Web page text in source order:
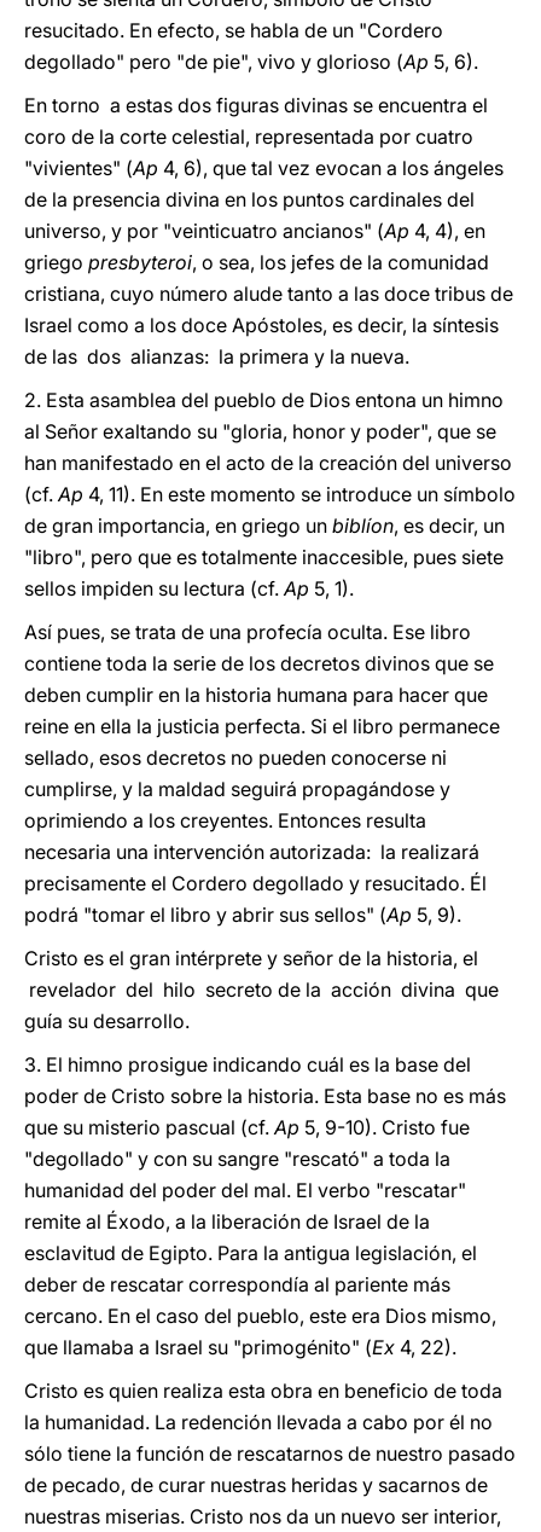
resucitado. En efecto, se habla de un "Cordero
degollado" pero "de pie", vivo y glorioso (Ap 5, 6).
En torno a estas dos figuras divinas se encuentra el
coro de la corte celestial, representada por cuatro
"vivientes" (Ap 4, 6), que tal vez evocan a los ángeles
de la presencia divina en los puntos cardinales del
universo, y por "veinticuatro ancianos" (Ap 4, 4), en
griego presbyteroi, o sea, los jefes de la comunidad
cristiana, cuyo número alude tanto a las doce tribus de
Israel como a los doce Apóstoles, es decir, la síntesis
de las dos alianzas: la primera y la nueva.
2. Esta asamblea del pueblo de Dios entona un himno
al Señor exaltando su "gloria, honor y poder", que se
han manifestado en el acto de la creación del universo
(cf.Ap 4, 11). En este momento se introduce un símbolo
de gran importancia, en griego un biblíon, es decir, un
"libro", pero que es totalmente inaccesible, pues siete
sellos impiden su lectura (cf.Ap 5, 1).
Así pues, se trata de una profecía oculta. Ese libro
contiene toda la serie de los decretos divinos que se
deben cumplir en la historia humana para hacer que
reine en ella la justicia perfecta. Si el libro permanece
sellado, esos decretos no pueden conocerse ni
cumplirse, y la maldad seguirá propagándose y
oprimiendo a los creyentes. Entonces resulta
necesaria una intervención autorizada: la realizará
precisamente el Cordero degollado y resucitado. Él
podrá "tomar el libro y abrir sus sellos" (Ap 5, 9).
Cristo es el gran intérprete y señor de la historia, el
revelador del hilo secreto de la acción divina que
guía su desarrollo.
3. El himno prosigue indicando cuál es la base del
poder de Cristo sobre la historia. Esta base no es más
que su misterio pascual (cf.Ap 5, 9-10). Cristo fue
"degollado" y con su sangre "rescató" a toda la
humanidad del poder del mal. El verbo "rescatar"
remite al Éxodo, a la liberación de Israel de la
esclavitud de Egipto. Para la antigua legislación, el
deber de rescatar correspondía al pariente más
cercano. En el caso del pueblo, este era Dios mismo,
que llamaba a Israel su "primogénito" (Ex 4, 22).
Cristo es quien realiza esta obra en beneficio de toda
la humanidad. La redención llevada a cabo por él no
sólo tiene la función de rescatarnos de nuestro pasado
de pecado, de curar nuestras heridas y sacarnos de
nuestras miserias. Cristo nos da un nuevo ser interior,